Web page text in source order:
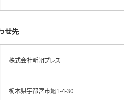
せ先
株式会社新朝プレス
栃木県宇都宮市旭1-4-30